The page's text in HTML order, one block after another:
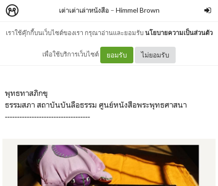
เราใช้คุ๊กกี้บนเว็บไซต์ของเรา กรุณาอ่านและยอมรับนโยบายความเป็นส่วนตัว
เพื่อใช้บริการเว็บไซต์ ยอมรับ ไม่ยอมรับ
เต่าเต่าเล่าหนังสือ – Himmel Brown
: แก่นพุทธศาสน์ :
พุทธทาสภิกขุ
ธรรมสภา สถาบันบันลือธรรม ศูนย์หนังสือพระพุทธศาสนา
-----------------------------------